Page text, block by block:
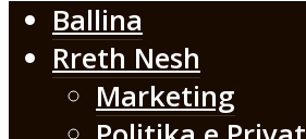
Ballina
Rreth Nesh
Marketing